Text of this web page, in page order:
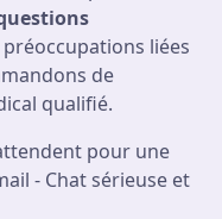
préoccupations liées
de
qualifié.
pour une
- Chat sérieuse et